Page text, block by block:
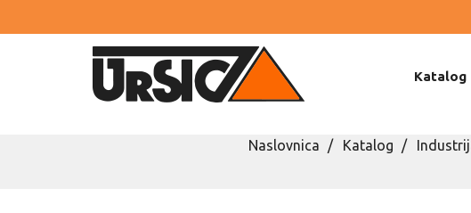
Katalog
Naslovnica Katalog